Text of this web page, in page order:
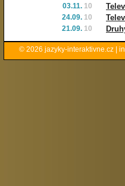
03.11. 10
24.09. 10
21.09. 10
© 2026 jazyky-interaktivne.cz